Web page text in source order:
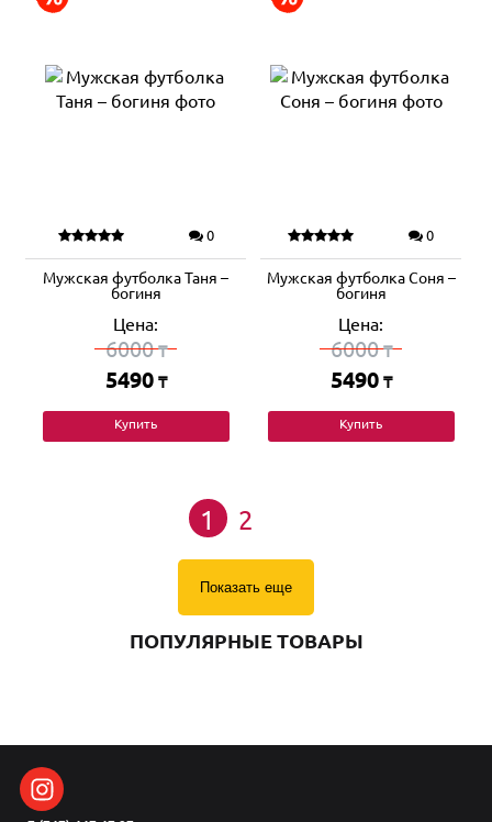
0
Мужская футболка Таня –
богиня
Цена:
6000₸
5490 ₸
Купить
0
Мужская футболка Соня –
богиня
Цена:
6000₸
5490 ₸
Купить
1 2
Показать еще
ПОПУЛЯРНЫЕ ТОВАРЫ